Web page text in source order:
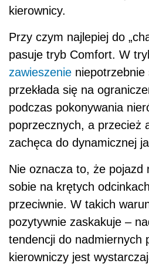
kierownicy.
Przy czym najlepiej do
pasuje tryb Comfort. W
zawieszenie
przekłada się na
podczas pokonywania
poprzecznych, a przecież
zachęca do dynamicznej
Nie oznacza to, że pojazd
sobie na krętych
przeciwnie. W takich
pozytywnie zaskakuje –
tendencji do nadmiernych
kierowniczy jest